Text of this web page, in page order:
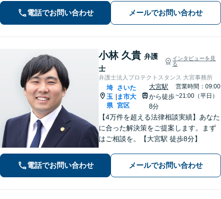
イス【インターネット】スピーディー
な対応で円滑な解決を目指します【桶
川駅6分】【オンライン相談OK】
電話でお問い合わせ メールでお問い合わせ
小林 久貴 弁護
士
インタビューを見
る
弁護士法人プロテクトスタンス 大宮事務所
埼
玉
県
さいた
ま市大
宮区
大宮駅
から徒歩
8分
営業時間：09:00
~21:00（平日）
【4万件を超える法律相談実績】あなた
に合った解決策をご提案します。まず
はご相談を。【大宮駅 徒歩8分】
電話でお問い合わせ メールでお問い合わせ